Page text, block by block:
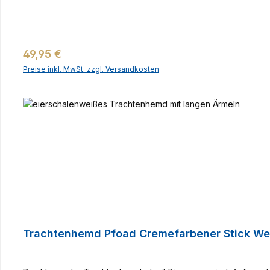
Regulärer Preis:
49,95 €
Preise inkl. MwSt. zzgl. Versandkosten
Trachtenhemd Pfoad Cremefarbener Stick